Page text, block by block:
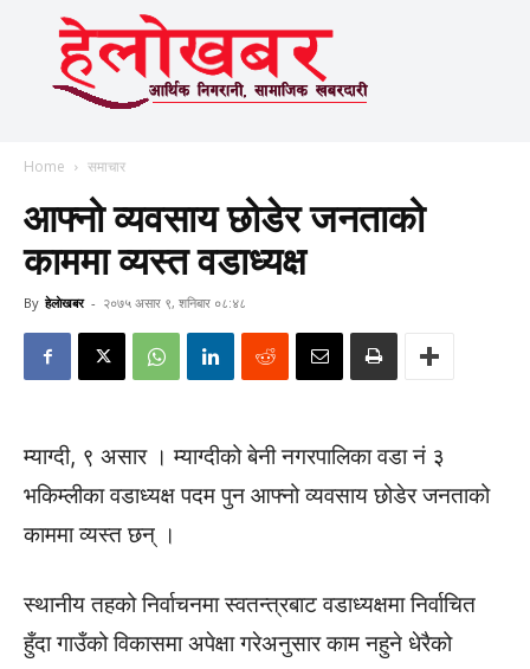
Home समाचार
आफ्नो व्यवसाय छोडेर जनताको
काममा व्यस्त वडाध्यक्ष
By हेलाेखबर - २०७५ असार ९, शनिबार ०८:४८
म्याग्दी, ९ असार । म्याग्दीको बेनी नगरपालिका वडा नं ३
भकिम्लीका वडाध्यक्ष पदम पुन आफ्नो व्यवसाय छोडेर जनताको
काममा व्यस्त छन् ।
स्थानीय तहको निर्वाचनमा स्वतन्त्रबाट वडाध्यक्षमा निर्वाचित
हुँदा गाउँको विकासमा अपेक्षा गरेअनुसार काम नहुने धेरैको